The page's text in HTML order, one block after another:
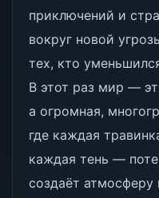
приключений и
вокруг новой
тех, кто
В этот раз мир —
а огромная,
где каждая
каждая тень —
создаёт атмосферу